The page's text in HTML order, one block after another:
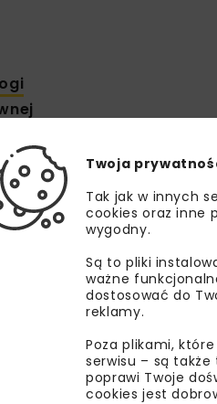
drogi
bezpiecznie z niej
obejrzały filmy
głównej
Twoja
Tak jak w innych
cookies oraz inne
wygodny.
Są to pliki
ważne
dostosować do
reklamy.
Poza plikami,
serwisu – są
poprawi Twoje
cookies jest